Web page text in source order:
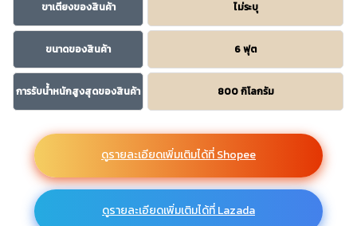
ขาเตียงของสินค้า ไม่ระบุ
ขนาดของสินค้า 6 ฟุต
การรับน้ำหนักสูงสุดของสินค้า 800 กิโลกรัม
ดูรายละเอียดเพิ่มเติมได้ที่ Shopee
ดูรายละเอียดเพิ่มเติมได้ที่ Lazada